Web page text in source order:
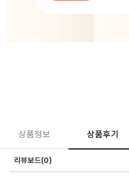
상품정보 상품후기
리뷰보드(0)